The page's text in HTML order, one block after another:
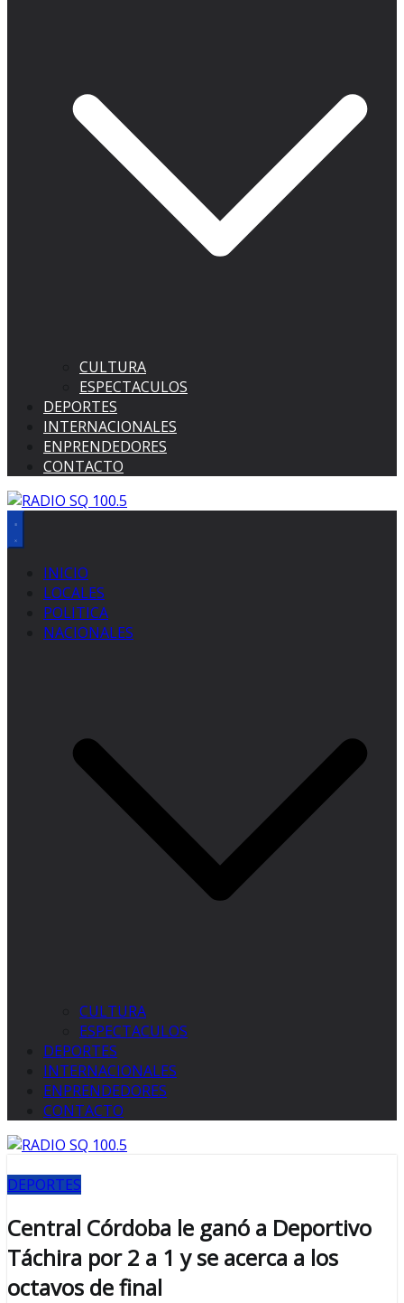
CULTURA
ESPECTACULOS
DEPORTES
INTERNACIONALES
ENPRENDEDORES
CONTACTO
INICIO
LOCALES
POLITICA
NACIONALES
CULTURA
ESPECTACULOS
DEPORTES
INTERNACIONALES
ENPRENDEDORES
CONTACTO
DEPORTES
Central Córdoba le ganó a Deportivo
Táchira por 2 a 1 y se acerca a los
octavos de final